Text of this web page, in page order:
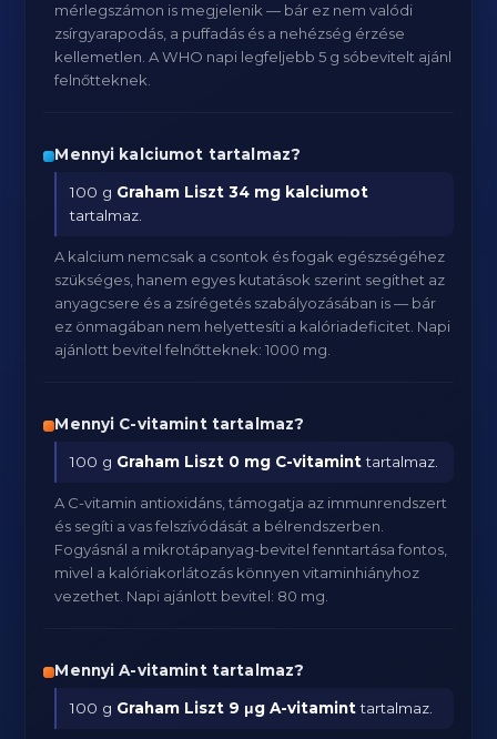
mérlegszámon is megjelenik — bár ez nem valódi
zsírgyarapodás, a puffadás és a nehézség érzése
kellemetlen. A WHO napi legfeljebb 5 g sóbevitelt ajánl
felnőtteknek.
Mennyi kalciumot tartalmaz?
100 g Graham Liszt 34 mg kalciumot
tartalmaz.
A kalcium nemcsak a csontok és fogak egészségéhez
szükséges, hanem egyes kutatások szerint segíthet az
anyagcsere és a zsírégetés szabályozásában is — bár
ez önmagában nem helyettesíti a kalóriadeficitet. Napi
ajánlott bevitel felnőtteknek: 1000 mg.
Mennyi C-vitamint tartalmaz?
100 g Graham Liszt 0 mg C-vitaminttartalmaz.
A C-vitamin antioxidáns, támogatja az immunrendszert
és segíti a vas felszívódását a bélrendszerben.
Fogyásnál a mikrotápanyag-bevitel fenntartása fontos,
mivel a kalóriakorlátozás könnyen vitaminhiányhoz
vezethet. Napi ajánlott bevitel: 80 mg.
Mennyi A-vitamint tartalmaz?
100 g Graham Liszt 9 μg A-vitaminttartalmaz.